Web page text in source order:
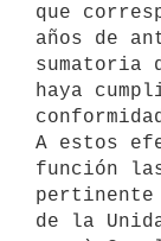
que
años de
sumatoria
haya
A estos
función
pertinente
de la